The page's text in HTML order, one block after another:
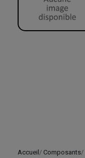
Accueil Composants